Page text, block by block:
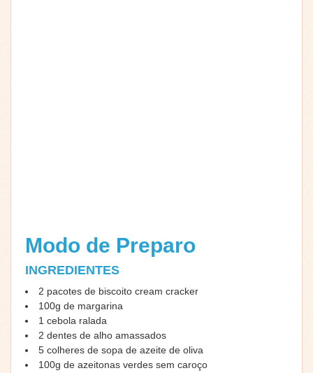
Modo de Preparo
INGREDIENTES
2 pacotes de biscoito cream cracker
100g de margarina
1 cebola ralada
2 dentes de alho amassados
5 colheres de sopa de azeite de oliva
100g de azeitonas verdes sem caroço